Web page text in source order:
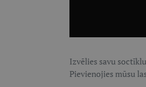
Izvēlies savu
Pievienojies mūsu